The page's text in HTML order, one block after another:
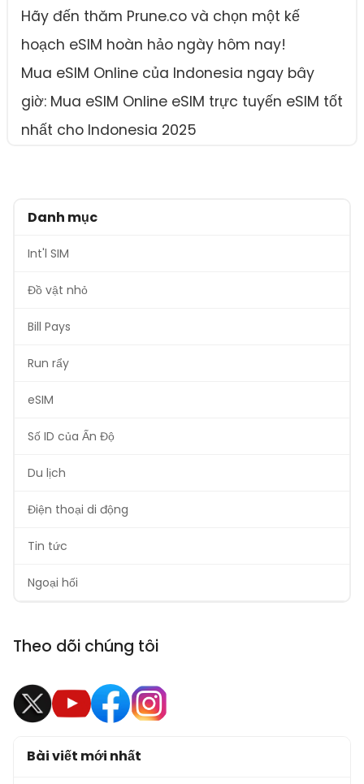
Hãy đến thăm Prune.co và chọn một kế
hoạch eSIM hoàn hảo ngày hôm nay!
Mua eSIM Online của Indonesia ngay bây
giờ: Mua eSIM Online eSIM trực tuyến eSIM tốt
nhất cho Indonesia 2025
Danh mục
Int'l SIM
Đồ vật nhỏ
Bill Pays
Run rẩy
eSIM
Số ID của Ấn Độ
Du lịch
Điện thoại di động
Tin tức
Ngoại hối
Theo dõi chúng tôi
Bài viết mới nhất